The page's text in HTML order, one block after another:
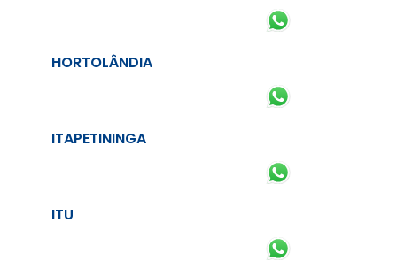
HORTOLÂNDIA
ITAPETININGA
ITU